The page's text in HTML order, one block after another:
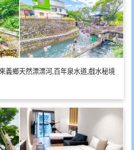
義鄉天然漂漂河,百年泉水道,戲水秘境